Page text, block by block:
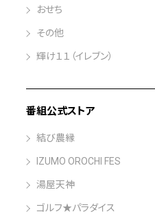
おせち
その他
輝け１１（イレブン）
番組公式ストア
結び農縁
IZUMO OROCHI FES
湯屋天神
ゴルフ★パラダイス